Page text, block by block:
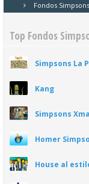
Fondos Simpsons
Top Fondos
Simpsons La
Kang
Simpsons
Homer
House al